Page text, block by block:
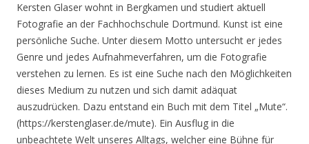
Kersten Glaser wohnt in Bergkamen und studiert aktuell
Fotografie an der Fachhochschule Dortmund. Kunst ist eine
persönliche Suche. Unter diesem Motto untersucht er jedes
Genre und jedes Aufnahmeverfahren, um die Fotografie
verstehen zu lernen. Es ist eine Suche nach den Möglichkeiten
dieses Medium zu nutzen und sich damit adäquat
auszudrücken. Dazu entstand ein Buch mit dem Titel „Mute“.
(https://kerstenglaser.de/mute). Ein Ausflug in die
unbeachtete Welt unseres Alltags, welcher eine Bühne für